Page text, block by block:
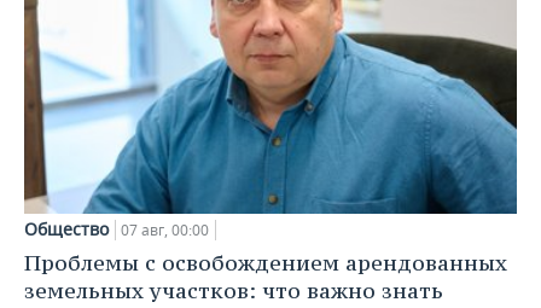
Общество 07 авг, 00:00
Проблемы с освобождением арендованных
земельных участков: что важно знать